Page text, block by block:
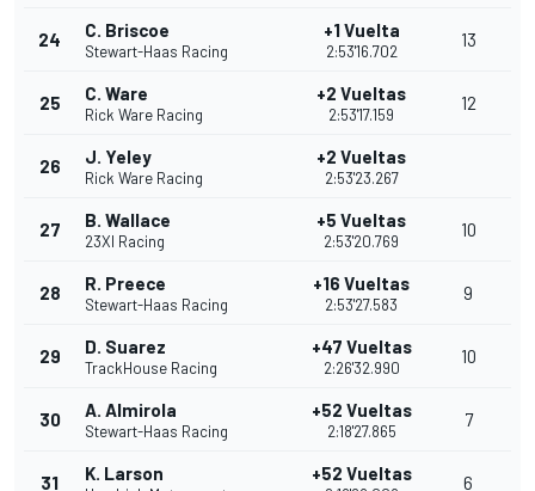
24 C. Briscoe
Stewart-Haas Racing
+1 Vuelta
2:53'16.702
13
25 C. Ware
Rick Ware Racing
+2 Vueltas
2:53'17.159
12
26 J. Yeley
Rick Ware Racing
+2 Vueltas
2:53'23.267
27 B. Wallace
23XI Racing
+5 Vueltas
2:53'20.769
10
28 R. Preece
Stewart-Haas Racing
+16 Vueltas
2:53'27.583
9
29 D. Suarez
TrackHouse Racing
+47 Vueltas
2:26'32.990
10
30 A. Almirola
Stewart-Haas Racing
+52 Vueltas
2:18'27.865
7
31 K. Larson +52 Vueltas 6